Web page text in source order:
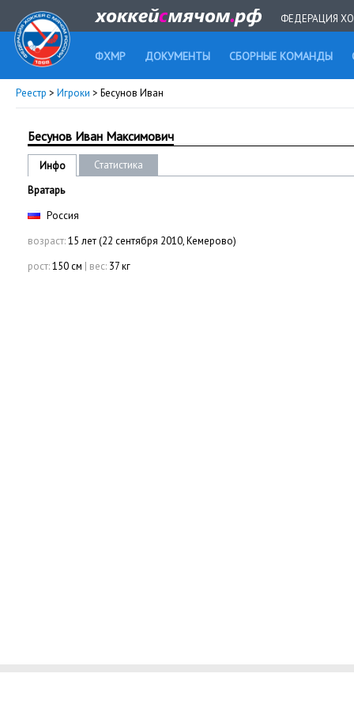
ФЕДЕРАЦИЯ
ФХМР ДОКУМЕНТЫ СБОРНЫЕ КОМАНДЫ
Реестр > Игроки > Бесунов Иван
Бесунов Иван Максимович
Инфо
Статистика
Вратарь
Россия
возраст:15 лет (22 сентября 2010, Кемерово)
рост:150 см | вес: 37 кг